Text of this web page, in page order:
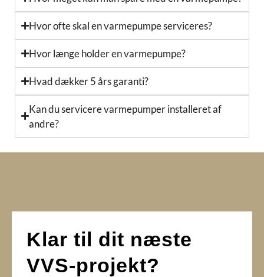
Hvor ofte skal en varmepumpe serviceres?
Hvor længe holder en varmepumpe?
Hvad dækker 5 års garanti?
Kan du servicere varmepumper installeret af
andre?
Klar til dit næste
VVS-projekt?